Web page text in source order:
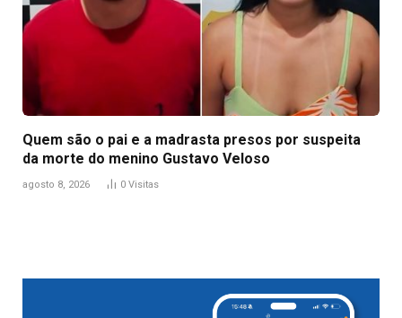
Quem são o pai e a madrasta presos por suspeita
da morte do menino Gustavo Veloso
agosto 8, 2026 0 Visitas